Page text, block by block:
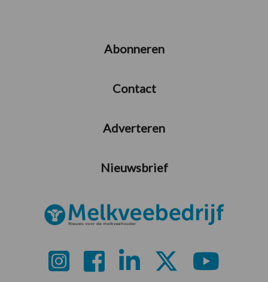
Abonneren
Contact
Adverteren
Nieuwsbrief